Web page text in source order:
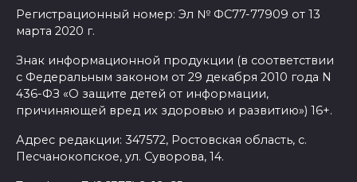
Регистрационный номер: Эл № ФС77-77909 от 13
марта 2020 г.
Знак информационной продукции (в соответствии
с Федеральным законом от 29 декабря 2010 года N
436-ФЗ «О защите детей от информации,
причиняющей вред их здоровью и развитию») 16+.
Адрес редакции: 347572, Ростовская область, с.
Песчанокопское, ул. Суворова, 14.